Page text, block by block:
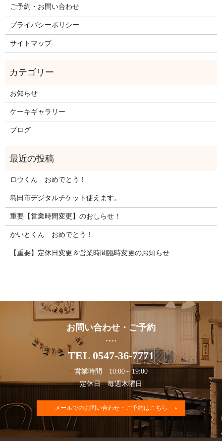
ご予約・お問い合わせ
プライバシーポリシー
サイトマップ
お知らせ
ケーキギャラリー
ブログ
ロウくん おめでとう！
島田市デジタルチケット使えます。
重要【営業時間変更】のおしらせ！
かいとくん おめでとう！
【重要】定休日変更＆営業時間臨時変更のお知らせ
お問い合わせ・ご予約
TEL 0547-36-7771
営業時間 10:00～19:00
定休日 毎週木曜日
メールでのお問い合わせ・ご予約はこちら